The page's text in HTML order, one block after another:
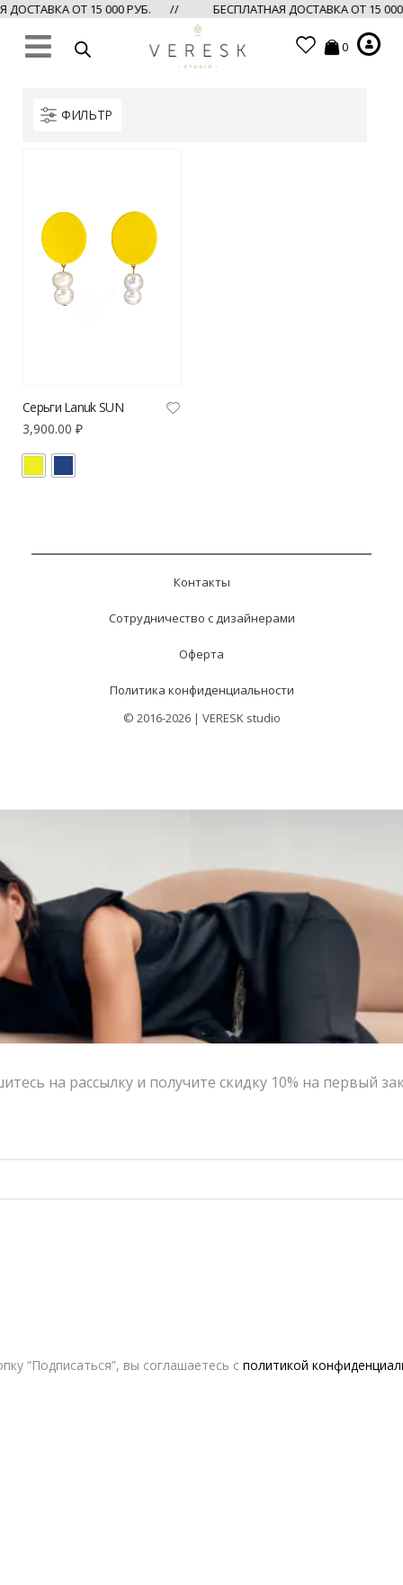
ОТ 15 000 РУБ. // БЕСПЛАТНАЯ ДОСТАВКА ОТ 15
0
ФИЛЬТР
Серьги Lanuk SUN
3,900.00 ₽
Контакты
Сотрудничество с дизайнерами
Оферта
Политика конфиденциальности
© 2016-2026 | VERESK studio
на рассылку и получите скидку 10% на первый
“Подписаться”, вы соглашаетесь с политикой